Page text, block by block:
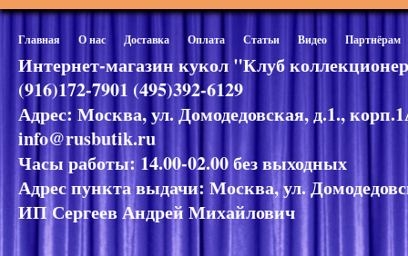
Главная О нас Доставка Оплата Статьи Видео Партнёрам
Интернет-магазин кукол "Клуб
(916)172-7901 (495)392-6129
Адрес: Москва, ул. Домодедовская, д.1.,
info@rusbutik.ru
Часы работы: 14.00-02.00 без выходных
Адрес пункта выдачи: Москва, ул.
ИП Сергеев Андрей Михайлович